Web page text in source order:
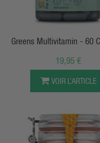
La liste n'est pas si
principalement les
complètes, fer,
et énergétique.
Protéine de Chanvre
oméga 3 et fibres,
hormonal et la libido
Baies de Goji
vitamines A et C, oligo-
APERÇU RAPIDE
Greens Multivitamin - 60
- Applied Nutrition
19,95 €
VOIR L’ARTICLE